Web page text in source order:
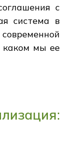
с
система в
каком мы ее